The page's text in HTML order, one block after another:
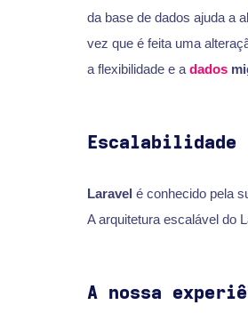
da base de dados ajuda a
vez que é feita uma
a flexibilidade e a dados
Escalabilidade
Laravel é conhecido pela
A arquitetura escalável do
A nossa